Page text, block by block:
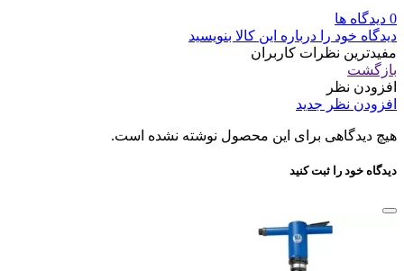
0 دیدگاه ها
دیدگاه خود را درباره این کالا بنویسید
مفیدترین نظرات کاربران
بازگشت
افزودن نظر
افزودن نظر جدید
هیچ دیدگاهی برای این محصول نوشته نشده است.
دیدگاه خود را ثبت کنید